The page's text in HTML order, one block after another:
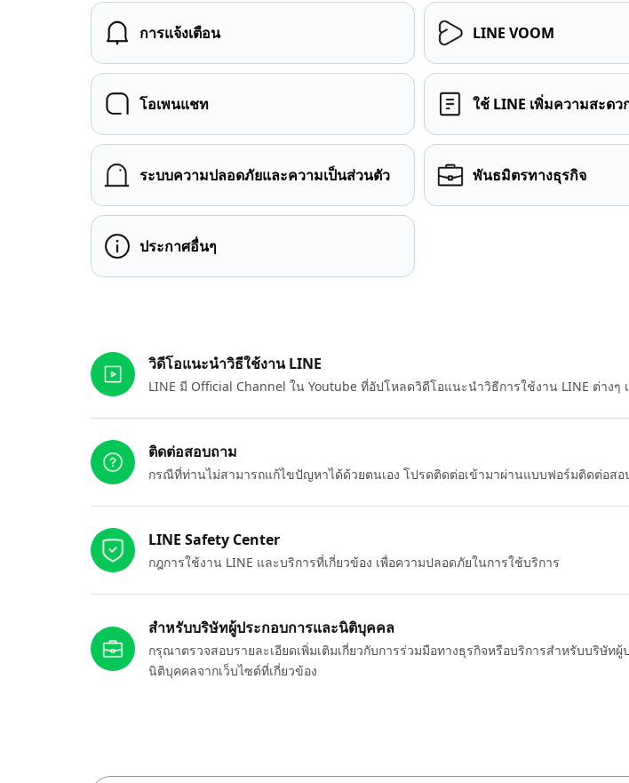
การแจ้งเตือน LINE VOOM
โอเพนแชท ใช้ LINE เพิ่มความสะดว
ระบบความปลอดภัยและความเป็นส่วนตัว พันธมิตรทางธุรกิจ
ประกาศอื่นๆ
วิดีโอแนะนำวิธีใช้งาน LINE
LINE มี Official Channel ใน Youtube ที่อัปโหลดวิดีโอแนะนำวิธีการใช้งาน LINE ต่างๆ
ติดต่อสอบถาม
กรณีที่ท่านไม่สามารถแก้ไขปัญหาได้ด้วยตนเอง โปรดติดต่อเข้ามาผ่านแบบฟอร์มติดต่อสอ
LINE Safety Center
กฎการใช้งาน LINE และบริการที่เกี่ยวข้อง เพื่อความปลอดภัยในการใช้บริการ
สำหรับบริษัทผู้ประกอบการและนิติบุคคล
กรุณาตรวจสอบรายละเอียดเพิ่มเติมเกี่ยวกับการร่วมมือทางธุรกิจหรือบริการสำหรับบริษัทผู้
นิติบุคคลจากเว็บไซต์ที่เกี่ยวข้อง